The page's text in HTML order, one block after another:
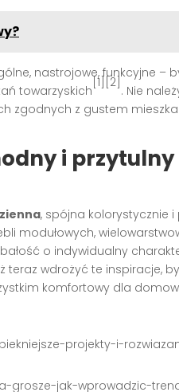
nastrojowe, funkcyjne –
towarzyskich
[1][2]
. Nie
zgodnych z gustem
i
, spójna kolorystycznie i
modułowych,
o indywidualny
teraz wdrożyć te inspiracje,
komfortowy dla
projekty-i-
grosze-jak-wprowadzic-